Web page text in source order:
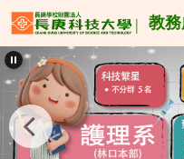
跳
到
主
要
內
容
區
教